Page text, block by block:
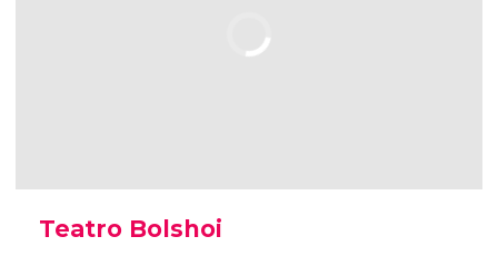
Teatro Bolshoi